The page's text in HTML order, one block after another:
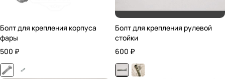
Болт для крепления корпуса
фары
500 ₽
Болт для крепления рулевой
стойки
600 ₽